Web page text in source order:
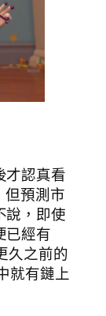
才認真看
但預測市
說，即使
已經有
久之前的
就有鏈上